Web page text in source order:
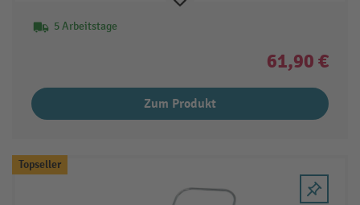
5 Arbeitstage
61,90 €
Zum Produkt
Topseller